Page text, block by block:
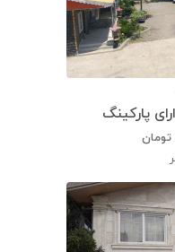
تومان